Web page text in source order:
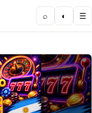
⌕ ◐ ☰